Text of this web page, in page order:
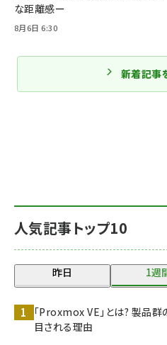
人気記事トップ10
昨日 1週
「Proxmox VE」とは? 製品
目される理由
な距離感ー
8月6日 6:30
新着記事